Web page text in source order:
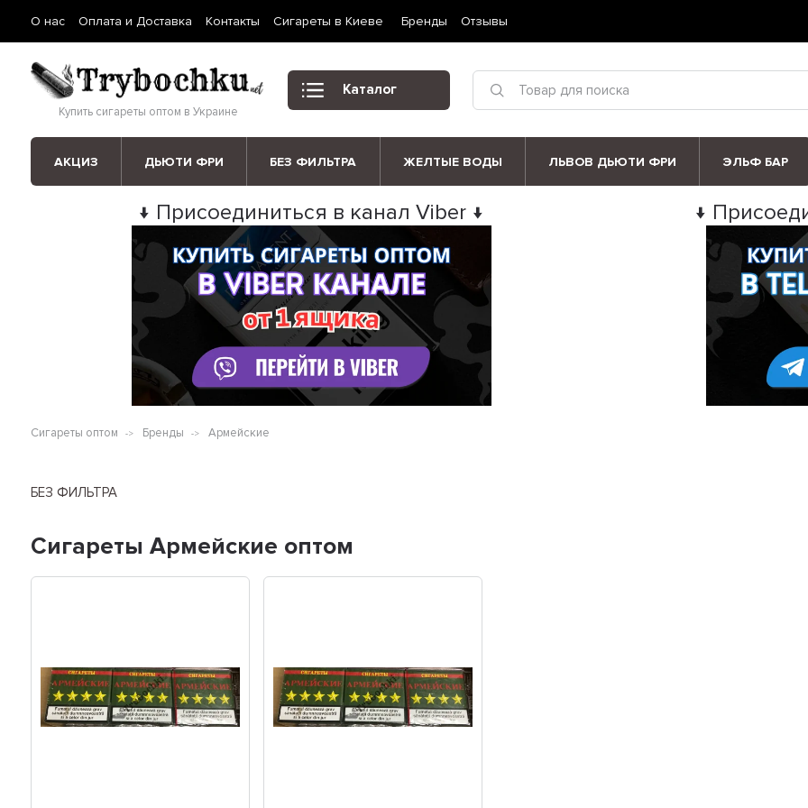
О нас Оплата и Доставка Контакты Сигареты в Киеве Бренды Отзывы
Купить сигареты оптом в Украине
Каталог
АКЦИЗ ДЬЮТИ ФРИ БЕЗ ФИЛЬТРА ЖЕЛТЫЕ ВОДЫ ЛЬВОВ ДЬЮТИ ФРИ ЭЛЬФ БАР
↓ Присоединиться в канал Viber ↓ ↓
Сигареты оптом Бренды Армейские
БЕЗ ФИЛЬТРА
Сигареты Армейские оптом